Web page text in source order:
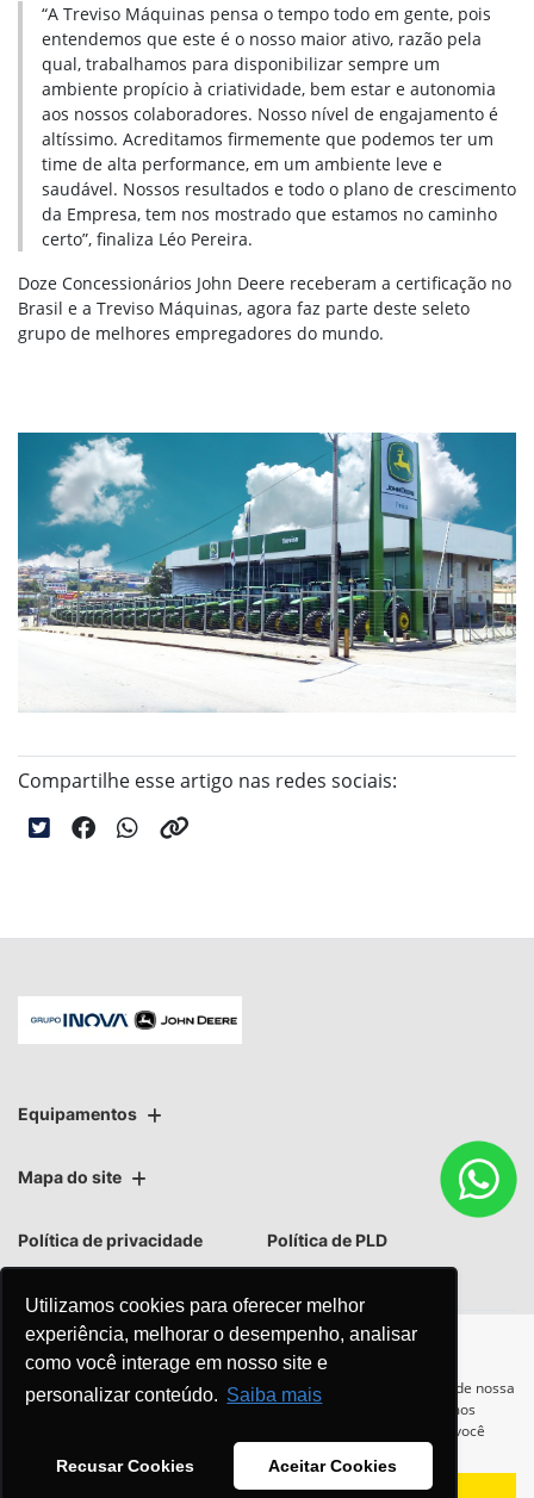
Utilizamos cookies para oferecer melhor
experiência, melhorar o desempenho, analisar
como você interage em nosso site e
personalizar conteúdo. Saiba mais
Recusar Cookies Aceitar Cookies
“A Treviso Máquinas pensa o tempo todo em gente, pois
entendemos que este é o nosso maior ativo, razão pela
qual, trabalhamos para disponibilizar sempre um
ambiente propício à criatividade, bem estar e autonomia
aos nossos colaboradores. Nosso nível de engajamento é
altíssimo. Acreditamos firmemente que podemos ter um
time de alta performance, em um ambiente leve e
saudável. Nossos resultados e todo o plano de crescimento
da Empresa, tem nos mostrado que estamos no caminho
certo”, finaliza Léo Pereira.
Doze Concessionários John Deere receberam a certificação no
Brasil e a Treviso Máquinas, agora faz parte deste seleto
grupo de melhores empregadores do mundo.
Compartilhe esse artigo nas redes sociais:
Equipamentos
Mapa do site
Política de privacidade Política de PLD
No trânsito, enxergar o outro
Para otimizar sua experiência durante a navegação, fazemos uso de nossa
política de cookies e para proteger seus dados pessoais respeitamos
. Ao seguir com a navegação e visita você